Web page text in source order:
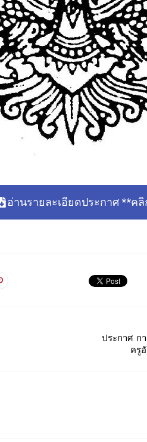
อ่านรายละเอียดประกาศ **ค
ประกาศ ก
ครู